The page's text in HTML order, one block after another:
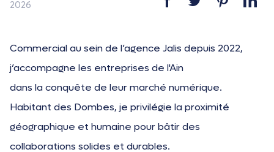
2026
Commercial au sein de l’agence Jalis depuis 2022,
j’accompagne les entreprises de l'Ain
dans la conquête de leur marché numérique.
Habitant des Dombes, je privilégie la proximité
géographique et humaine pour bâtir des
collaborations solides et durables.